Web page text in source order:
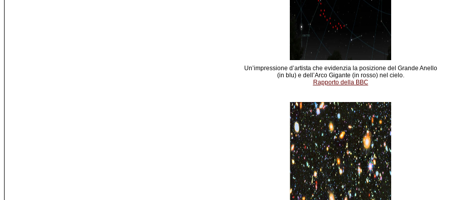
Un’impressione d’artista che evidenzia la posizione del Grande Anello
(in blu) e dell’Arco Gigante (in rosso) nel cielo.
Rapporto della BBC